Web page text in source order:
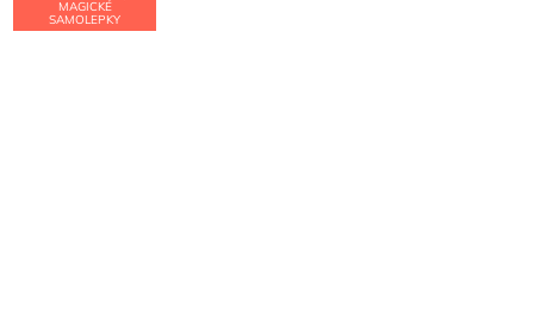
MAGICKÉ
SAMOLEPKY